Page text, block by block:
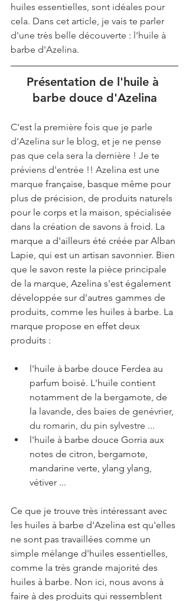
huiles essentielles, sont idéales pour
cela. Dans cet article, je vais te parler
d'une très belle découverte : l'huile à
barbe d'Azelina.
Présentation de l'huile à
barbe douce d'Azelina
C'est la première fois que je parle
d'Azelina sur le blog, et je ne pense
pas que cela sera la dernière ! Je te
préviens d'entrée !! Azelina est une
marque française, basque même pour
plus de précision, de produits naturels
pour le corps et la maison, spécialisée
dans la création de savons à froid. La
marque a d'ailleurs été créée par Alban
Lapie, qui est un artisan savonnier. Bien
que le savon reste la pièce principale
de la marque, Azelina s'est également
développée sur d'autres gammes de
produits, comme les huiles à barbe. La
marque propose en effet deux
produits :
l'huile à barbe douce Ferdea au
parfum boisé. L'huile contient
notamment de la bergamote, de
la lavande, des baies de genévrier,
du romarin, du pin sylvestre ...
l'huile à barbe douce Gorria aux
notes de citron, bergamote,
mandarine verte, ylang ylang,
vétiver ...
Ce que je trouve très intéressant avec
les huiles à barbe d'Azelina est qu'elles
ne sont pas travaillées comme un
simple mélange d'huiles essentielles,
comme la très grande majorité des
huiles à barbe. Non ici, nous avons à
faire à des produits qui ressemblent